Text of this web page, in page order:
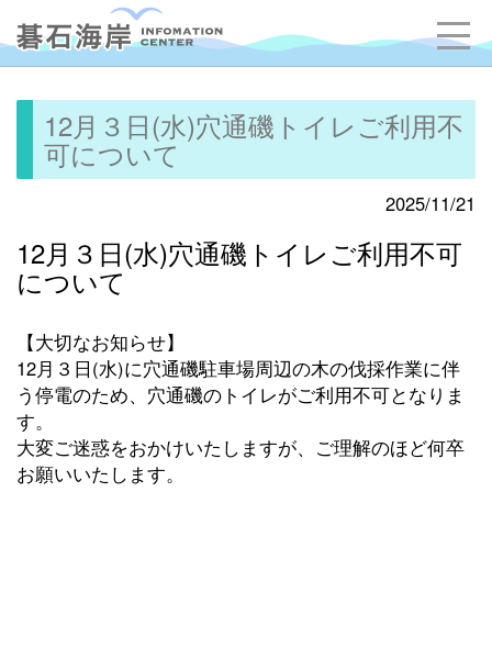
12月３日(水)穴通磯トイレご利用不
可について
2025/11/21
12月３日(水)穴通磯トイレご利用不可
について
【大切なお知らせ】
12月３日(水)に穴通磯駐車場周辺の木の伐採作業に伴
う停電のため、穴通磯のトイレがご利用不可となりま
す。
大変ご迷惑をおかけいたしますが、ご理解のほど何卒
お願いいたします。